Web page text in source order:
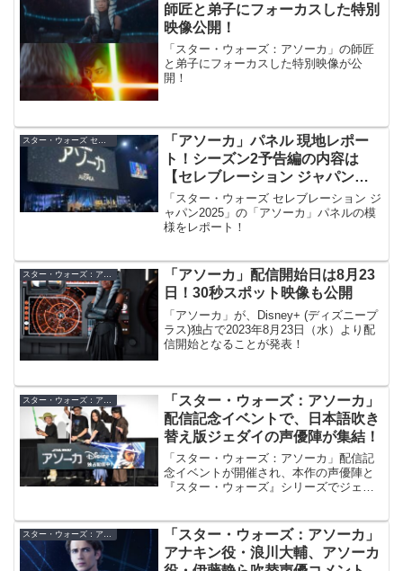
師匠と弟子にフォーカスした特別
映像公開！
「スター・ウォーズ：アソーカ」の師匠
と弟子にフォーカスした特別映像が公
開！
「アソーカ」パネル 現地レポー
ト！シーズン2予告編の内容は
【セレブレーション ジャパン
2025】
「スター・ウォーズ セレブレーション ジ
ャパン2025」の「アソーカ」パネルの模
様をレポート！
スター・ウォーズ：アソーカ
「アソーカ」配信開始日は8月23
日！30秒スポット映像も公開
「アソーカ」が、Disney+ (ディズニープ
ラス)独占で2023年8月23日（水）より配
信開始となることが発表！
「スター・ウォーズ：アソーカ」
配信記念イベントで、日本語吹き
替え版ジェダイの声優陣が集結！
「スター・ウォーズ：アソーカ」配信記
念イベントが開催され、本作の声優陣と
『スター・ウォーズ』シリーズでジェダ
「スター・ウォーズ：アソーカ」
アナキン役・浪川大輔、アソーカ